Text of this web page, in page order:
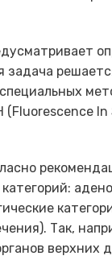
(Fluorescence
Так,